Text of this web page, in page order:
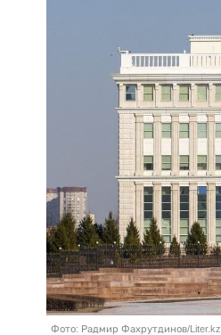
Фото: Радмир Фахрутдинов/Liter.kz